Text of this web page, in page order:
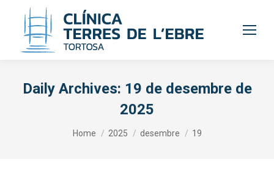
Daily Archives: 19 de desembre de
2025
Home 2025 desembre 19